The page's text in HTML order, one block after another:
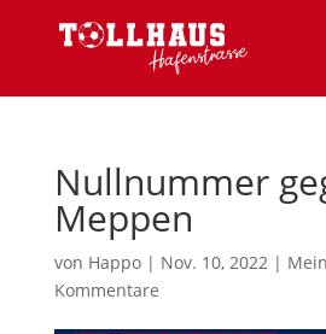
Nullnummer
Meppen
von Happo| Nov. 10, 2022|
Kommentare